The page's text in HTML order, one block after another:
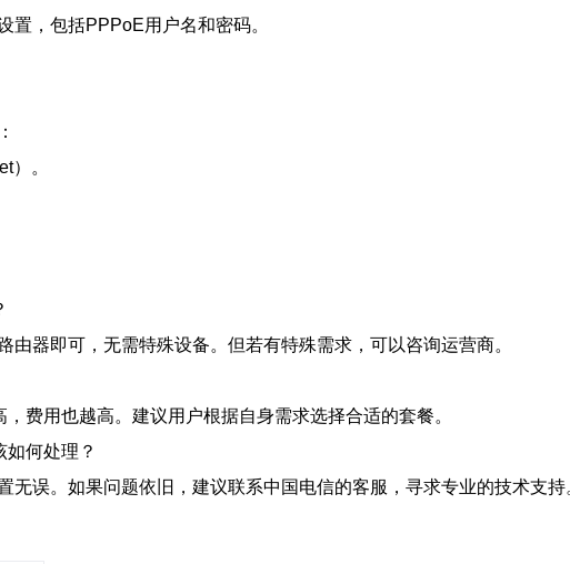
置，包括PPPoE用户名和密码。
）。
器即可，无需特殊设备。但若有特殊需求，可以咨询运营商。
费用也越高。建议用户根据自身需求选择合适的套餐。
何处理？
无误。如果问题依旧，建议联系中国电信的客服，寻求专业的技术支持